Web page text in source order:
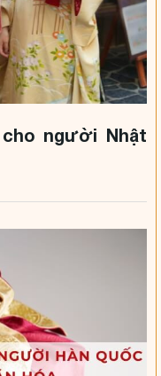
người Nhật